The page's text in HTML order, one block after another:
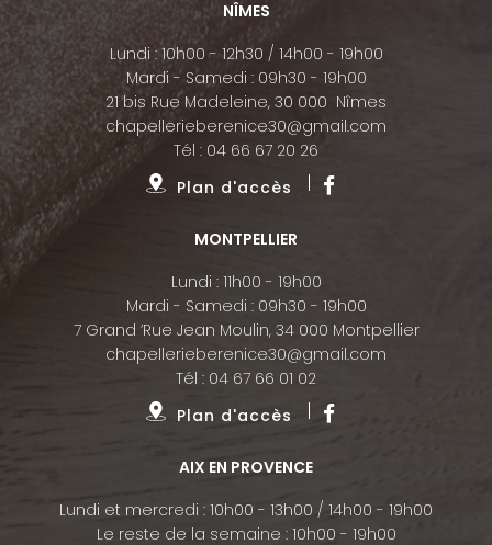
NÎMES
Lundi : 10h00 - 12h30 / 14h00 - 19h00
Mardi - Samedi : 09h30 - 19h00
21 bis Rue Madeleine, 30 000 Nîmes
chapellerieberenice30@gmail.com
Tél : 04 66 67 20 26
Plan d'accès
MONTPELLIER
Lundi : 11h00 - 19h00
Mardi - Samedi : 09h30 - 19h00
7 Grand ’Rue Jean Moulin, 34 000 Montpellier
chapellerieberenice30@gmail.com
Tél : 04 67 66 01 02
Plan d'accès
AIX EN PROVENCE
Lundi et mercredi : 10h00 - 13h00 / 14h00 - 19h00
Le reste de la semaine : 10h00 - 19h00